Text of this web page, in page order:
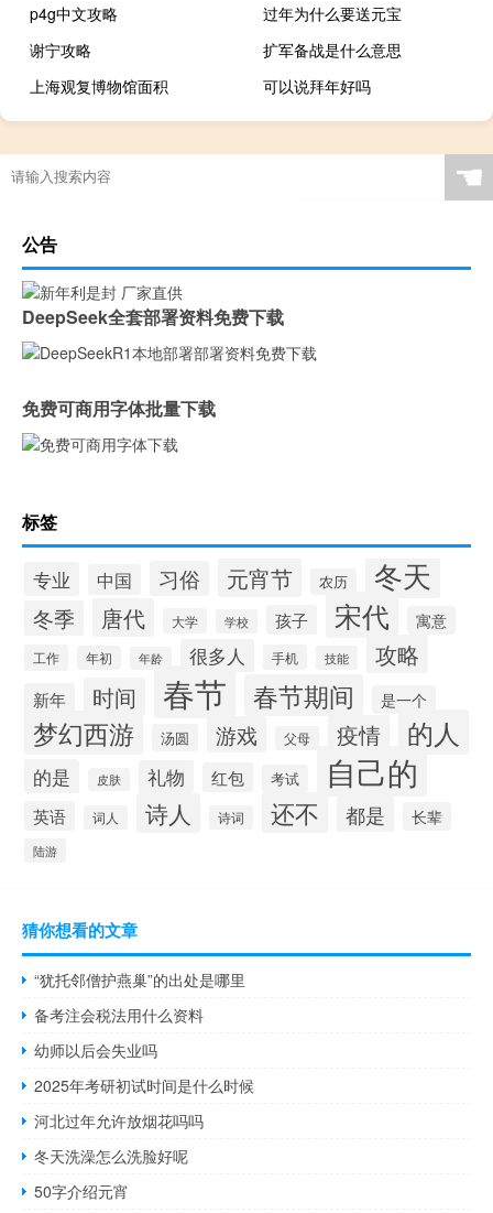
p4g中文攻略
过年为什么要送元宝
谢宁攻略
扩军备战是什么意思
上海观复博物馆面积
可以说拜年好吗
☚
公告
DeepSeek全套部署资料免费下载
免费可商用字体批量下载
标签
专业 中国 习俗 元宵节 农历 冬天
冬季 唐代 大学 学校 孩子 宋代 寓意
工作 年初 年龄 很多人 手机 技能 攻略
新年 时间 春节 春节期间 是一个
梦幻西游 汤圆 游戏 父母 疫情 的人
的是 皮肤 礼物 红包 考试 自己的
英语 词人 诗人 诗词 还不 都是 长辈
陆游
猜你想看的文章
“犹托邻僧护燕巢”的出处是哪里
备考注会税法用什么资料
幼师以后会失业吗
2025年考研初试时间是什么时候
河北过年允许放烟花吗吗
冬天洗澡怎么洗脸好呢
50字介绍元宵